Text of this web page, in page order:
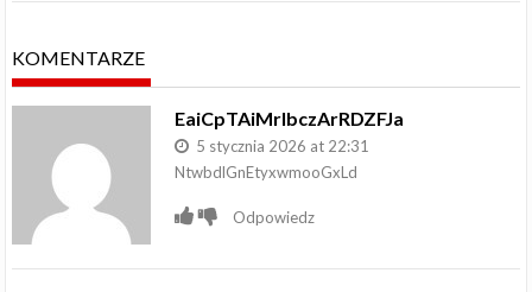
KOMENTARZE
EaiCpTAiMrIbczArRDZFJa
5 stycznia 2026 at 22:31
NtwbdlGnEtyxwmooGxLd
Odpowiedz